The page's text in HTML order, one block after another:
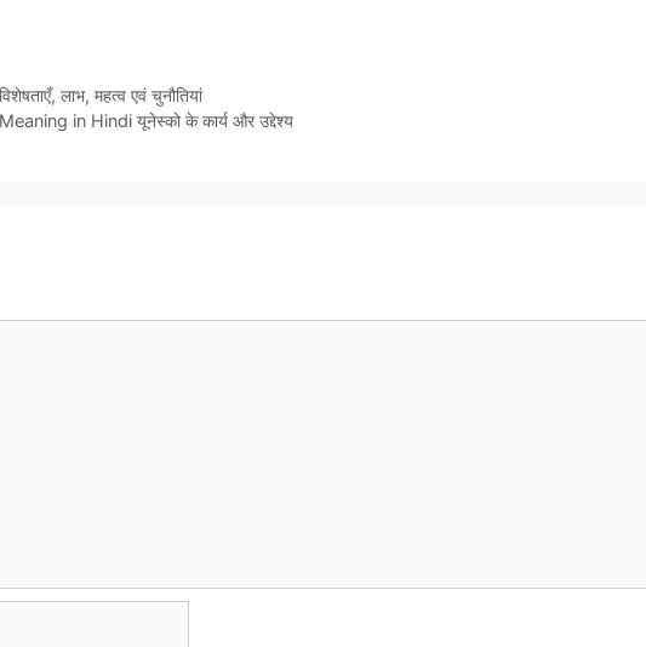
लाभ, महत्व एवं चुनौतियां
in Hindi यूनेस्को के कार्य और उद्देश्य